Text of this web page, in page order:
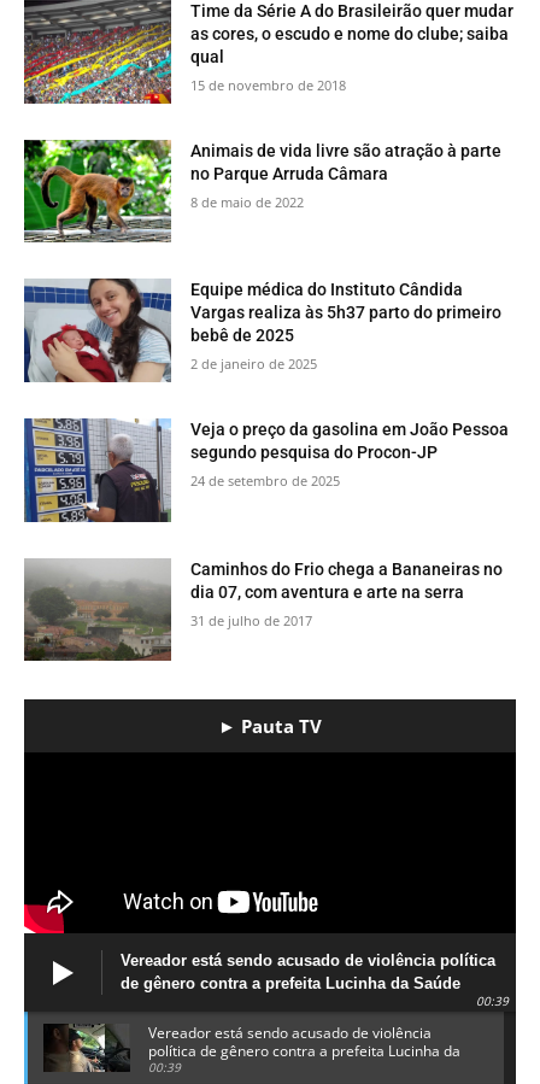
Time da Série A do Brasileirão quer mudar
as cores, o escudo e nome do clube; saiba
qual
15 de novembro de 2018
​Animais de vida livre são atração à parte
no Parque Arruda Câmara
8 de maio de 2022
Equipe médica do Instituto Cândida
Vargas realiza às 5h37 parto do primeiro
bebê de 2025
2 de janeiro de 2025
Veja o preço da gasolina em João Pessoa
segundo pesquisa do Procon-JP
24 de setembro de 2025
​Caminhos do Frio chega a Bananeiras no
dia 07, com aventura e arte na serra
31 de julho de 2017
► Pauta TV
Vereador está sendo acusado de violência política
de gênero contra a prefeita Lucinha da Saúde
00:39
Vereador está sendo acusado de violência
política de gênero contra a prefeita Lucinha da
Saúde
00:39